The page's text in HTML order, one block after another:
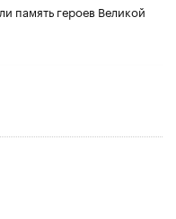
память героев Великой